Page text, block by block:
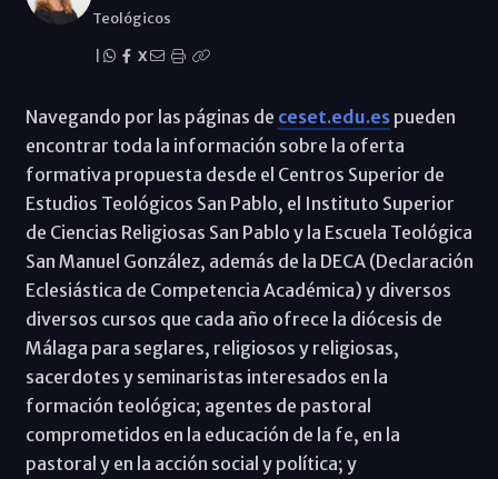
Teológicos
X
Navegando por las páginas de ceset.edu.espueden
encontrar toda la información sobre la oferta
formativa propuesta desde el Centros Superior de
Estudios Teológicos San Pablo, el Instituto Superior
de Ciencias Religiosas San Pablo y la Escuela Teológica
San Manuel González, además de la DECA (Declaración
Eclesiástica de Competencia Académica) y diversos
diversos cursos que cada año ofrece la diócesis de
Málaga para seglares, religiosos y religiosas,
sacerdotes y seminaristas interesados en la
formación teológica; agentes de pastoral
comprometidos en la educación de la fe, en la
pastoral y en la acción social y política; y